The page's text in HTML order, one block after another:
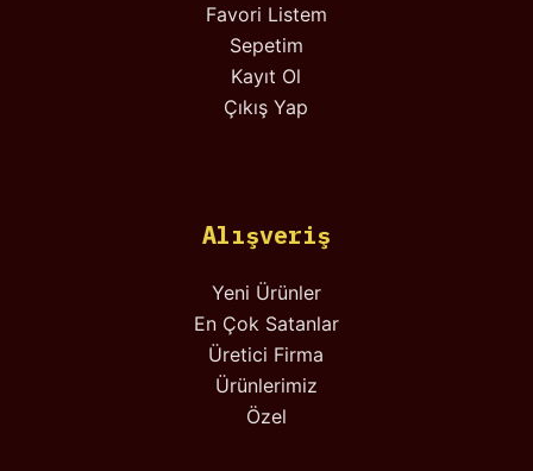
Favori Listem
Sepetim
Kayıt Ol
Çıkış Yap
Alışveriş
Yeni Ürünler
En Çok Satanlar
Üretici Firma
Ürünlerimiz
Özel